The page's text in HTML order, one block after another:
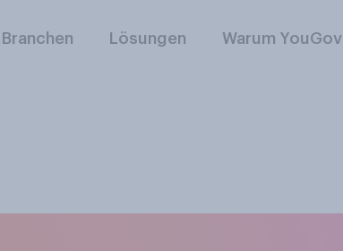
Branchen Lösungen Warum YouGov